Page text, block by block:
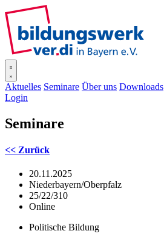
Aktuelles Seminare Über uns Downloads
Login
Seminare
<< Zurück
20.11.2025
Niederbayern/Oberpfalz
25/22/310
Online
Politische Bildung